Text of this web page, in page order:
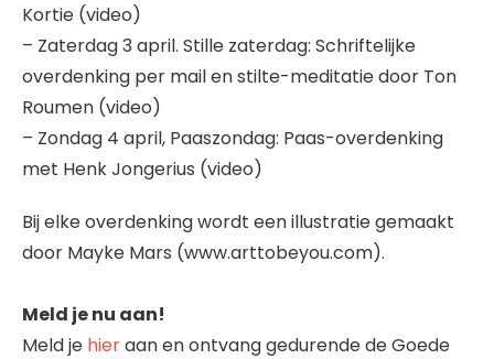
Kortie (video)
– Zaterdag 3 april. Stille zaterdag: Schriftelijke
overdenking per mail en stilte-meditatie door Ton
Roumen (video)
– Zondag 4 april, Paaszondag: Paas-overdenking
met Henk Jongerius (video)
Bij elke overdenking wordt een illustratie gemaakt
door Mayke Mars (www.arttobeyou.com).
Meld je nu aan!
Meld je hieraan en ontvang gedurende de Goede